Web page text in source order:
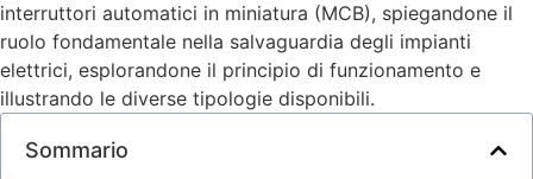
interruttori automatici in miniatura (MCB), spiegandone il
ruolo fondamentale nella salvaguardia degli impianti
elettrici, esplorandone il principio di funzionamento e
illustrando le diverse tipologie disponibili.
Sommario